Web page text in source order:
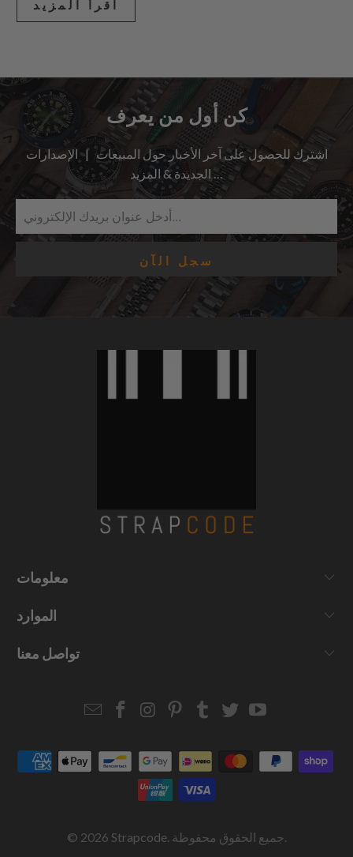
اقرأ المزيد
كن أول من يعرف
اشترك للحصول على آخر الأخبار حول المبيعات | الإصدارات
الجديدة & المزيد …
معلومات
الموارد
تواصل معنا
EmailStrapcode
Facebook
Strapcode
Instagram
Strapcode
Pinterest
Strapcode
Tumblr
Strapcode
TwitterYouTube
© 2026 Strapcode . جميع الحقوق محفوظة.